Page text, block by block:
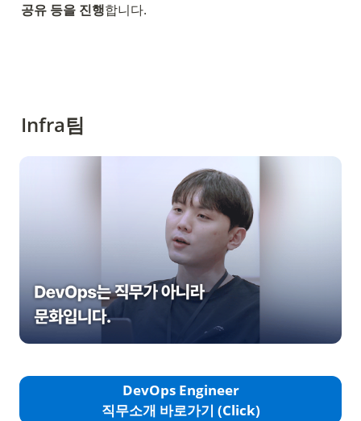
공유 등을 진행합니다.
Infra팀
DevOps Engineer
직무소개 바로가기 (Click)